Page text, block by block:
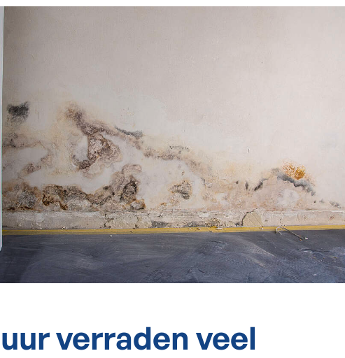
verraden veel